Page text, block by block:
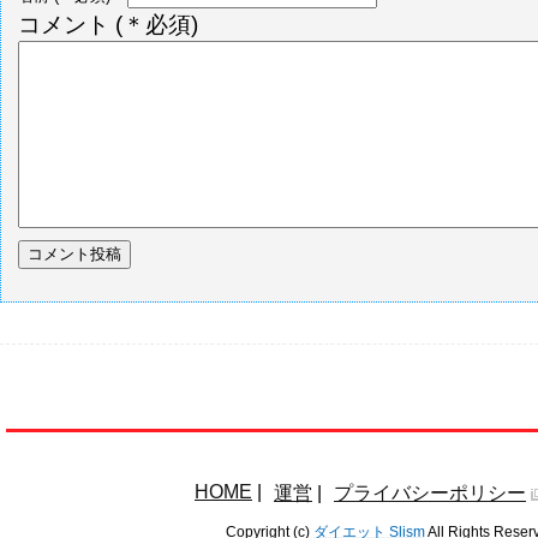
コメント (＊必須)
HOME 運営 プライバシーポリシー
Copyright (c) ダイエット SlismAll Rights